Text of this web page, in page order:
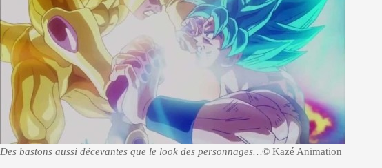
Des bastons aussi décevantes que le look des personnages…© Kazé Animation